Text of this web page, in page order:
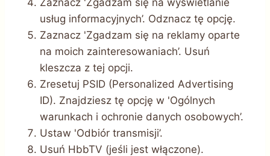
usług informacyjnych’. Odznacz tę opcję.
Zaznacz 'Zgadzam się na reklamy oparte
na moich zainteresowaniach’. Usuń
kleszcza z tej opcji.
Zresetuj PSID (Personalized Advertising
ID). Znajdziesz tę opcję w 'Ogólnych
warunkach i ochronie danych osobowych’.
Ustaw 'Odbiór transmisji’.
Usuń HbbTV (jeśli jest włączone).